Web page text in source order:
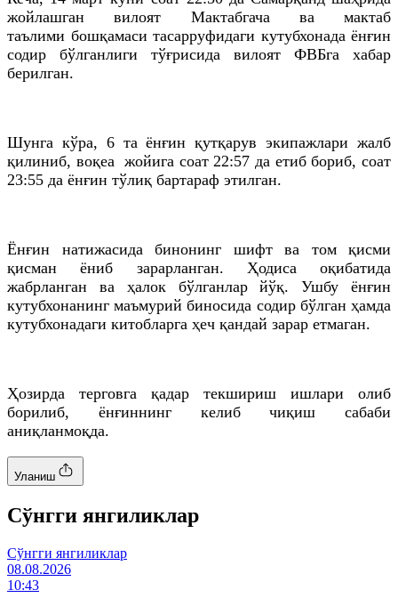
жойлашган вилоят Мактабгача ва мактаб
таълими бошқамаси тасарруфидаги кутубхонада ёнғин
содир бўлганлиги тўғрисида вилоят ФВБга хабар
берилган.
Шунга кўра, 6 та ёнғин қутқарув экипажлари жалб
қилиниб, воқеа жойига соат 22:57 да етиб бориб, соат
23:55 да ёнғин тўлиқ бартараф этилган.
Ёнғин натижасида бинонинг шифт ва том қисми
қисман ёниб зарарланган. Ҳодиса оқибатида
жабрланган ва ҳалок бўлганлар йўқ. Ушбу ёнғин
кутубхонанинг маъмурий биносида содир бўлган ҳамда
кутубхонадаги китобларга ҳеч қандай зарар етмаган.
Ҳозирда терговга қадар текшириш ишлари олиб
борилиб, ёнғиннинг келиб чиқиш сабаби
аниқланмоқда.
Уланиш
Cўнгги янгиликлар
Cўнгги янгиликлар
08.08.2026
10:43